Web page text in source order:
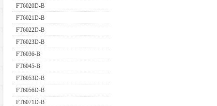
FT6020D-B
FT6021D-B
FT6022D-B
FT6023D-B
FT6036-B
FT6045-B
FT6053D-B
FT6056D-B
FT6071D-B